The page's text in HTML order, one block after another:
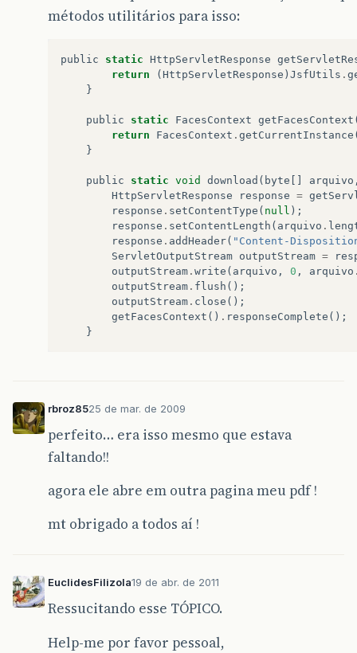
métodos utilitários para isso:
public static HttpServletResponse
return
(HttpServletResponse ) JsfUtils .
}
public static FacesContext getFacesContext
return
FacesContext . getCurrentInstance
}
public static void download ( byte [] arquivo
HttpServletResponse
response =
response . setContentType ( null );
response . setContentLength ( arquivo .
response . addHeader( "Content-
ServletOutputStream outputStream =
outputStream . write ( arquivo , 0 , arquivo
outputStream . flush ();
outputStream . close ();
getFacesContext () . responseComplete ();
}
rbroz8525 de mar. de 2009
perfeito… era isso mesmo que estava
faltando!!
agora ele abre em outra pagina meu pdf !
mt obrigado a todos aí !
EuclidesFilizola19 de abr. de 2011
Ressucitando esse TÓPICO.
Help-me por favor pessoal,